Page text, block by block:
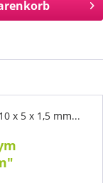
x 5 x 1,5 mm...